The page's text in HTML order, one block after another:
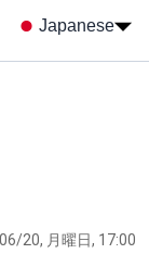
Japanese
20, 月曜日, 17:00